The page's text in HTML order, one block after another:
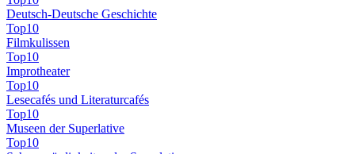
Deutsch-Deutsche Geschichte
Top10
Filmkulissen
Top10
Improtheater
Top10
Lesecafés und Literaturcafés
Top10
Museen der Superlative
Top10